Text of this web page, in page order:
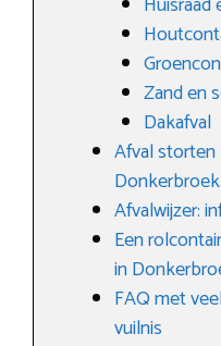
Zand en
Dakafval
Afval storten
Donkerbroek
Afvalwijzer:
Een
in
FAQ met
vuilnis